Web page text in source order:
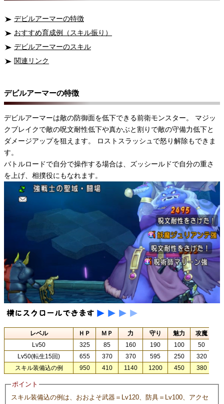
デビルアーマーの特徴
おすすめ育成例（スキル振り）
デビルアーマーのスキル
関連リンク
デビルアーマーの特徴
デビルアーマーは敵の防御面を低下できる前衛モンスター。 マジッ
クブレイクで敵の呪文耐性低下や真かぶと割りで敵の守備力低下と
ダメージアップを狙えます。 ロストスラッシュで怒り解除もできま
す。
バトルロードで自分で操作する場合は、ズッシールドで自分の重さ
を上げ、相撲役にもなれます。
レベル ＨＰ ＭＰ 力 守り 魅力 攻魔
Lv50
325 85 160 190 100 50
Lv50(転生15回)
655 370 370 595 250 320
スキル装備込の例
950 410 1140 1200 450 380
ポイント
スキル装備込の例は、おおよそ武器＝Lv120、防具＝Lv100、アクセ